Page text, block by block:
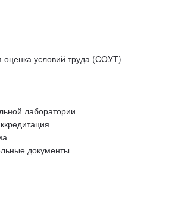
оценка условий труда (СОУТ)
лаборатории
документы